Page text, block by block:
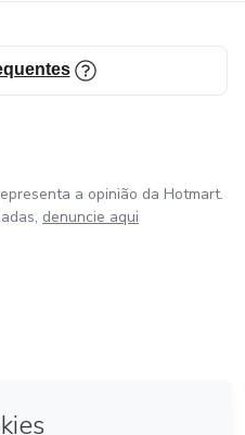
a opinião da Hotmart.
denuncie aqui